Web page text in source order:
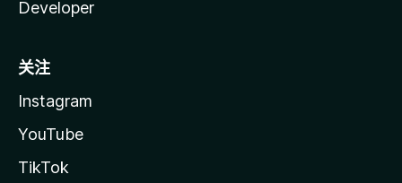
Developer
关注
Instagram
YouTube
TikTok